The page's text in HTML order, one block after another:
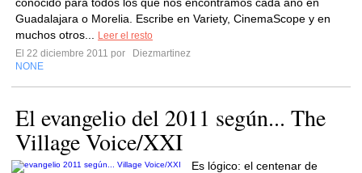
Guadalajara o Morelia. Escribe en Variety, CinemaScope y en
muchos otros...
Leer el resto
El 22 diciembre 2011 por
Diezmartinez
NONE
El evangelio del 2011 según... The
Village Voice/XXI
Es lógico: el centenar de